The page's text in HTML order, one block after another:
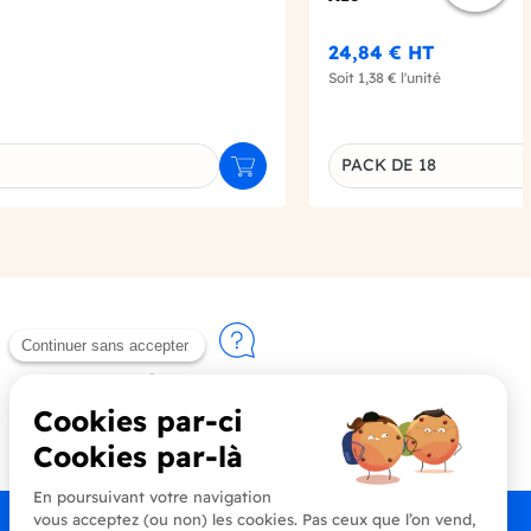
produit Ajouter au panier
24,84 € HT
Soit 1,38 € l'unité
Déclinaison du produit
PACK DE 18
Contactez-nous
+33 (0)4 90 91 20 80